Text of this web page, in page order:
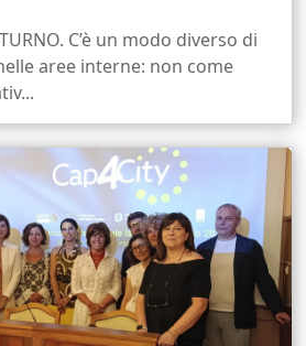
C’è un modo diverso di
aree interne: non come